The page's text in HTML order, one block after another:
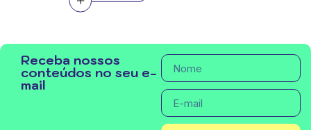
Receba nossos
conteúdos no seu e-
mail